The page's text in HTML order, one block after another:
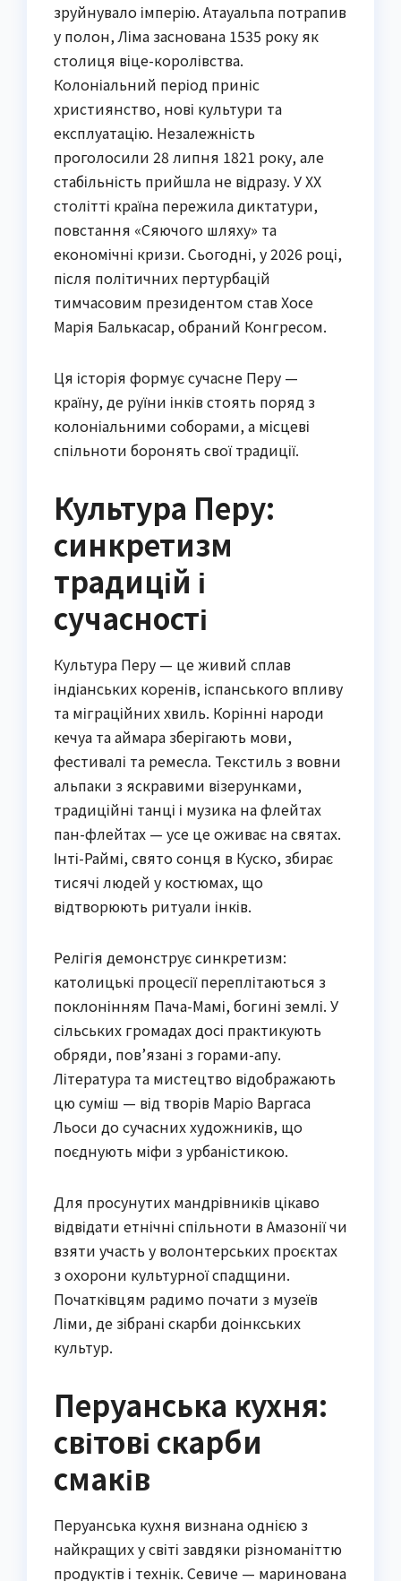
зруйнувало імперію. Атауальпа потрапив
у полон, Ліма заснована 1535 року як
столиця віце-королівства.
Колоніальний період приніс
християнство, нові культури та
експлуатацію. Незалежність
проголосили 28 липня 1821 року, але
стабільність прийшла не відразу. У XX
столітті країна пережила диктатури,
повстання «Сяючого шляху» та
економічні кризи. Сьогодні, у 2026 році,
після політичних пертурбацій
тимчасовим президентом став Хосе
Марія Балькасар, обраний Конгресом.
Ця історія формує сучасне Перу —
країну, де руїни інків стоять поряд з
колоніальними соборами, а місцеві
спільноти боронять свої традиції.
Культура Перу:
синкретизм
традицій і
сучасності
Культура Перу — це живий сплав
індіанських коренів, іспанського впливу
та міграційних хвиль. Корінні народи
кечуа та аймара зберігають мови,
фестивалі та ремесла. Текстиль з вовни
альпаки з яскравими візерунками,
традиційні танці і музика на флейтах
пан-флейтах — усе це оживає на святах.
Інті-Раймі, свято сонця в Куско, збирає
тисячі людей у костюмах, що
відтворюють ритуали інків.
Релігія демонструє синкретизм:
католицькі процесії переплітаються з
поклонінням Пача-Мамі, богині землі. У
сільських громадах досі практикують
обряди, пов’язані з горами-апу.
Література та мистецтво відображають
цю суміш — від творів Маріо Варгаса
Льоси до сучасних художників, що
поєднують міфи з урбаністикою.
Для просунутих мандрівників цікаво
відвідати етнічні спільноти в Амазонії чи
взяти участь у волонтерських проєктах
з охорони культурної спадщини.
Початківцям радимо почати з музеїв
Ліми, де зібрані скарби доінкських
культур.
Перуанська кухня:
світові скарби
смаків
Перуанська кухня визнана однією з
найкращих у світі завдяки різноманіттю
продуктів і технік. Севиче — маринована